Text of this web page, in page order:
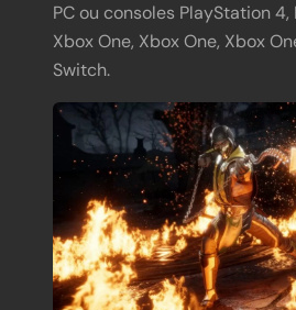
PC ou consoles PlayStation
Xbox One, Xbox One, Xbox
Switch.